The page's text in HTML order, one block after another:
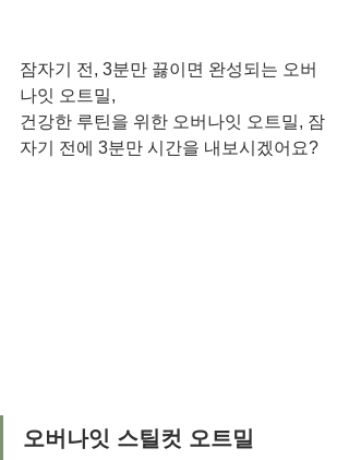
잠자기 전, 3분만 끓이면 완성되는 오버
나잇 오트밀,
건강한 루틴을 위한 오버나잇 오트밀, 잠
자기 전에 3분만 시간을 내보시겠어요?
오버나잇 스틸컷 오트밀